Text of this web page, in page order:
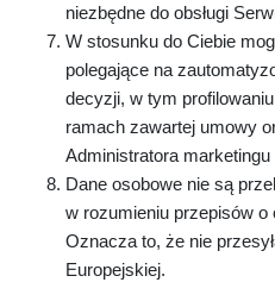
niezbędne do obsługi
W stosunku do Ciebie
polegające na
decyzji, w tym
ramach zawartej umowy
Administratora marketingu
Dane osobowe nie są
w rozumieniu przepisów
Oznacza to, że nie
Europejskiej.